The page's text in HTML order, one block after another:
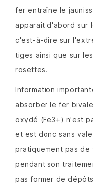
fer entraîne le
apparaît d'abord sur
c'est-à-dire sur
tiges ainsi que sur
rosettes.
Information
absorber le fer
oxydé (Fe3+) n'est
et est donc sans
pratiquement pas de
pendant son
pas former de